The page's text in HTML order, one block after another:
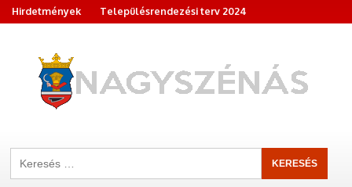
Hirdetmények
Településrendezési terv 2024